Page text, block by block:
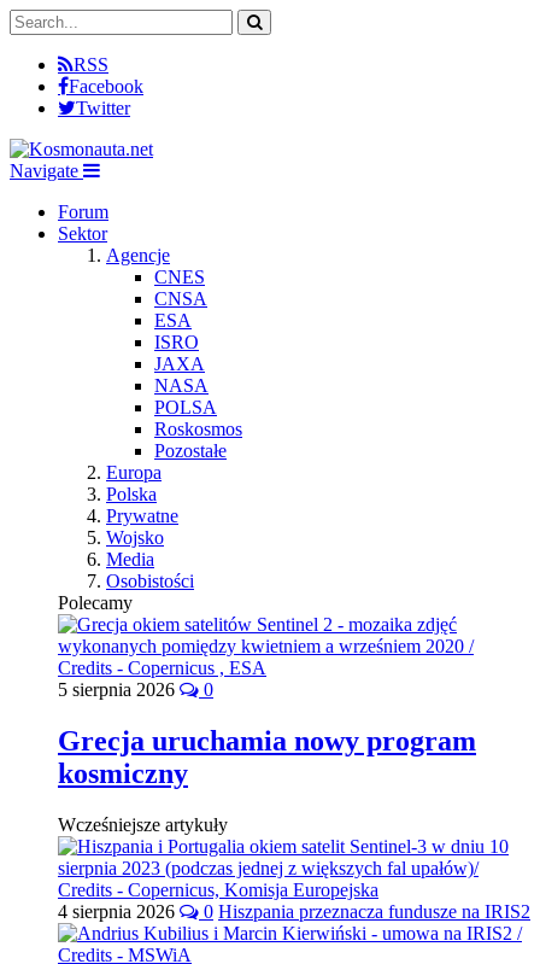
RSS
Facebook
Twitter
Navigate
Forum
Sektor
Agencje
CNES
CNSA
ESA
ISRO
JAXA
NASA
POLSA
Roskosmos
Pozostałe
Europa
Polska
Prywatne
Wojsko
Media
Osobistości
Polecamy
5 sierpnia 2026 0
Grecja uruchamia nowy program
kosmiczny
Wcześniejsze artykuły
4 sierpnia 2026 0 Hiszpania przeznacza fundusze na IRIS2